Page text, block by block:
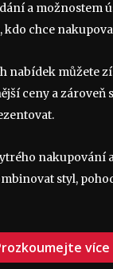
a možnostem
kdo chce
nabídek můžete
ceny a zároveň
nakupování
styl,
více